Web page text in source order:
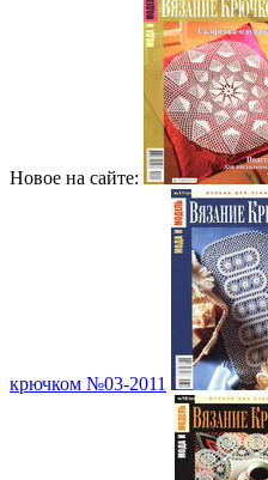
Новое на сайте:
крючком №03-2011